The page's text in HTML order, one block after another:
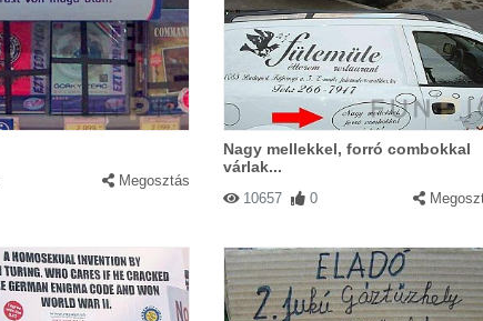
Megosztás
Nagy mellekkel, forró combokkal
várlak...
10657 0